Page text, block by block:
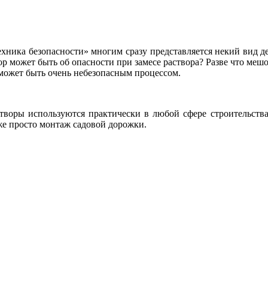
безопасности» многим сразу представляется некий вид
может быть об опасности при замесе раствора? Разве что
быть очень небезопасным процессом.
используются практически в любой сфере
просто монтаж садовой дорожки.